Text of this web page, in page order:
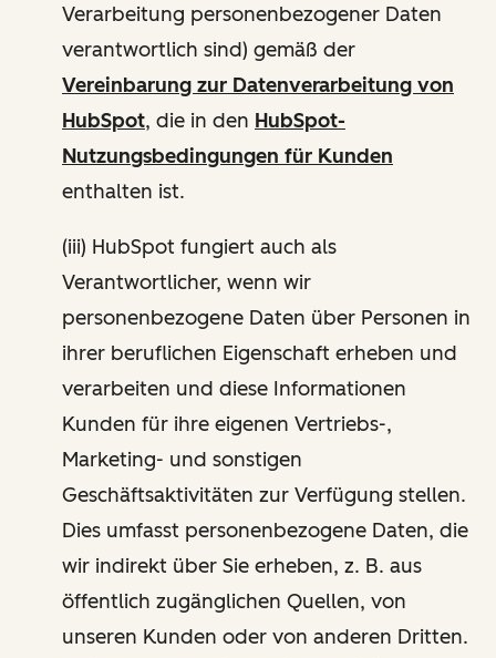
Verarbeitung personenbezogener Daten
verantwortlich sind) gemäß der
Vereinbarung zur Datenverarbeitung von
HubSpot, die in den HubSpot-
Nutzungsbedingungen für Kunden
enthalten ist.
(iii) HubSpot fungiert auch als
Verantwortlicher, wenn wir
personenbezogene Daten über Personen in
ihrer beruflichen Eigenschaft erheben und
verarbeiten und diese Informationen
Kunden für ihre eigenen Vertriebs-,
Marketing- und sonstigen
Geschäftsaktivitäten zur Verfügung stellen.
Dies umfasst personenbezogene Daten, die
wir indirekt über Sie erheben, z. B. aus
öffentlich zugänglichen Quellen, von
unseren Kunden oder von anderen Dritten.